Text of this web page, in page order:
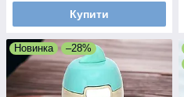
Купити
Новинка –28%